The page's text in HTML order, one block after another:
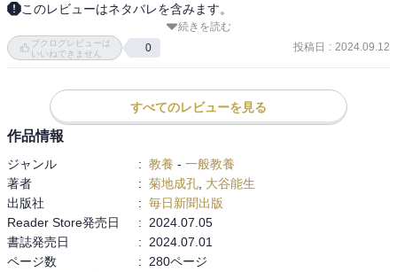
このレビューはネタバレを含みます。
菊地成孔成分を定期的に摂取するべく新刊を読んだ。盟友大谷氏
との雑談がてんこ盛りに入った一冊であっという間に読み終えた。
に改めて気付かされた。そして過去最大級に二人がパーソナルなこ
とについて語っている点も興味深かった。
本著と同じような雑談本をテーマに据えて、二人が対談するとい
う形式となっている。本について語り合うのではなく、そこを起点
としてひたすら二人が思いつくままに話し倒している。その雑多さ
が心地よくオモシロい。タイトルにもなっているとおり「雑」はテ
ーマと言える。ネット上でエビデンスのない「雑」な発言が跋扈す
る一方で、それを抑制するように裏打ちのない「雑」なことは迂闊
に言えない空気も同時に蔓延している、そんな最近のムードに抗う
続きを読む
ブクログレビューは
いいねできません
0 投稿日 : 2024.09.12
すべてのレビューを見る
作品情報
ジャンル : 教養 - 一般教養
著者
: 菊地成孔 大谷能生
出版社
: 毎日新聞出版
Reader Store発売日
:
2024.07.05
書誌発売日
:
2024.07.01
ページ数
:
280ページ